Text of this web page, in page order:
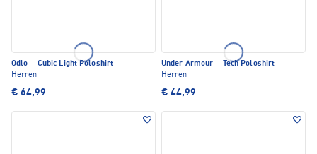
Odlo · Cubic Light Poloshirt
Herren
€ 64,99
Under Armour ·
Tech Poloshirt
Herren
€ 44,99